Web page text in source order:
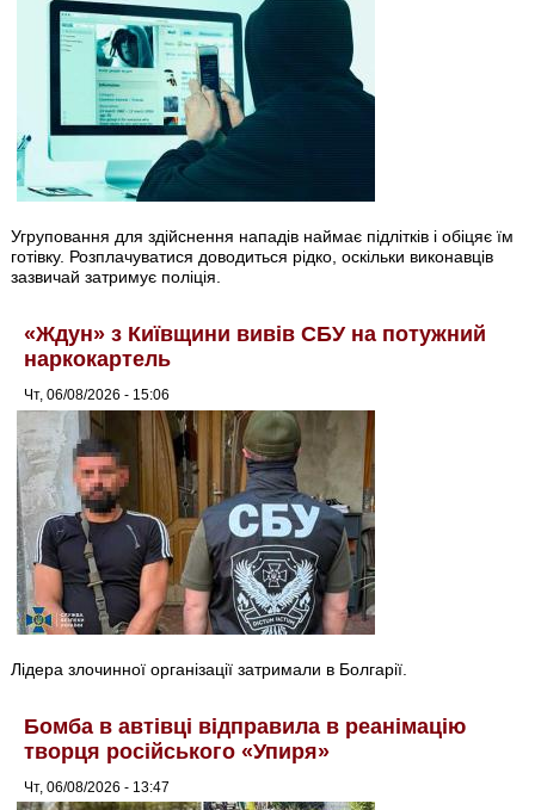
Угруповання для здійснення нападів наймає підлітків і обіцяє їм
готівку. Розплачуватися доводиться рідко, оскільки виконавців
зазвичай затримує поліція.
«Ждун» з Київщини вивів СБУ на потужний
наркокартель
Чт, 06/08/2026 - 15:06
Лідера злочинної організації затримали в Болгарії.
Бомба в автівці відправила в реанімацію
творця російського «Упиря»
Чт, 06/08/2026 - 13:47